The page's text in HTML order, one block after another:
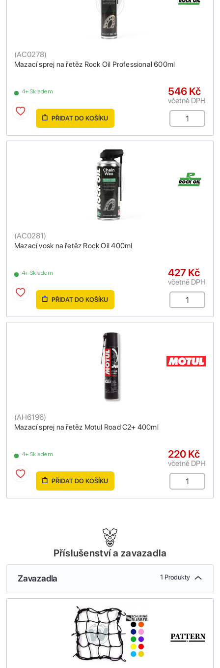
Mazací sprej na řetěz Rock Oil Professional 600ml
(AC0278)
4+ Skladem 546 Kč
včetně DPH
PŘIDAT DO KOŠÍKU
Mazací vosk na řetěz Rock Oil 400ml
(AC0281)
4+ Skladem 427 Kč
včetně DPH
PŘIDAT DO KOŠÍKU
Mazací sprej na řetěz Motul Road C2+ 400ml
(AH6196)
4+ Skladem 220 Kč
včetně DPH
PŘIDAT DO KOŠÍKU
Příslušenství a zavazadla
Zavazadla 1 Produkty